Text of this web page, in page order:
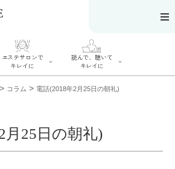
エステサロンで
キレイに
読んで、聴いて
キレイに
読んで、聴いてキ
> コラム > 電話(2018年2月25日の朝礼)
月25日の朝礼)